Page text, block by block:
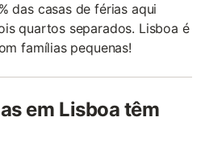
das casas de férias aqui
quartos separados. Lisboa é
famílias pequenas!
em Lisboa têm